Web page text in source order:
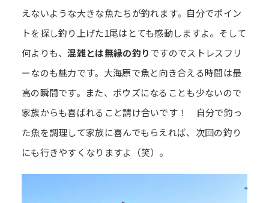
えないような大きな魚たちが釣れます。自分でポイン
トを探し釣り上げた1尾はとても感動しますよ。そして
何よりも、混雑とは無縁の釣りですのでストレスフリ
ーなのも魅力です。大海原で魚と向き合える時間は最
高の瞬間です。また、ボウズになることも少ないので
家族からも喜ばれること請け合いです！ 自分で釣っ
た魚を調理して家族に喜んでもらえれば、次回の釣り
にも行きやすくなりますよ（笑）。